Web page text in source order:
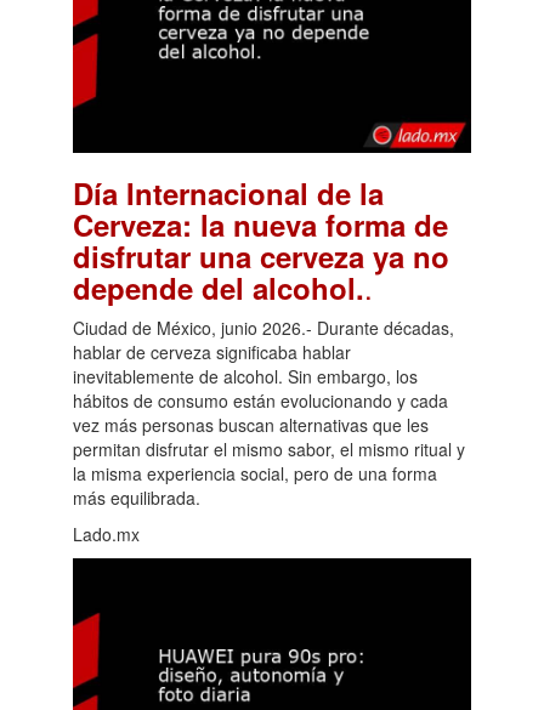
Día Internacional de la
Cerveza: la nueva forma de
disfrutar una cerveza ya no
depende del alcohol..
Ciudad de México, junio 2026.- Durante décadas,
hablar de cerveza significaba hablar
inevitablemente de alcohol. Sin embargo, los
hábitos de consumo están evolucionando y cada
vez más personas buscan alternativas que les
permitan disfrutar el mismo sabor, el mismo ritual y
la misma experiencia social, pero de una forma
más equilibrada.
Lado.mx